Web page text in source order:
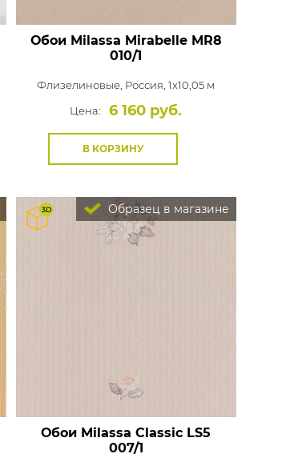
Обои Milassa MirabelleMR8
010/1
Флизелиновые, Россия, 1x10,05 м
Цена:
6 160 руб.
В КОРЗИНУ
Образец в магазине
Обои Milassa Classic LS5
007/1